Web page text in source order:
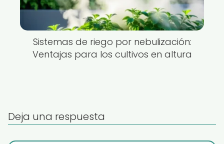
Sistemas de riego por nebulización:
Ventajas para los cultivos en altura
Deja una respuesta